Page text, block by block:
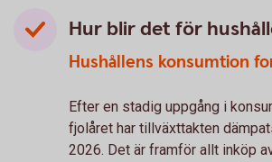
Hur blir det för
Hushållens konsumtion
Efter en stadig uppgång i
fjolåret har tillväxttakten
2026. Det är framför allt inköp